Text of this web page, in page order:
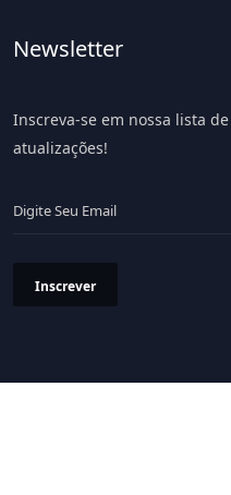
Newsletter
Inscreva-se em nossa lista
atualizações!
Inscrever